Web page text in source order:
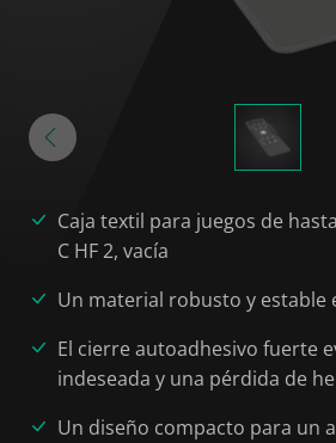
Caja textil para juegos de
C HF 2, vacía
Un material robusto y estable
El cierre autoadhesivo fuerte
indeseada y una pérdida de
Un diseño compacto para un